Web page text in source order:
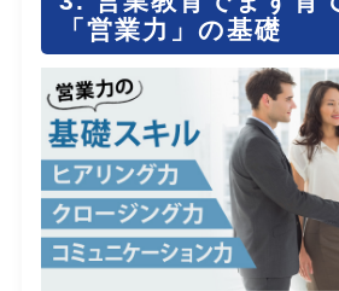
「営業力」の基礎